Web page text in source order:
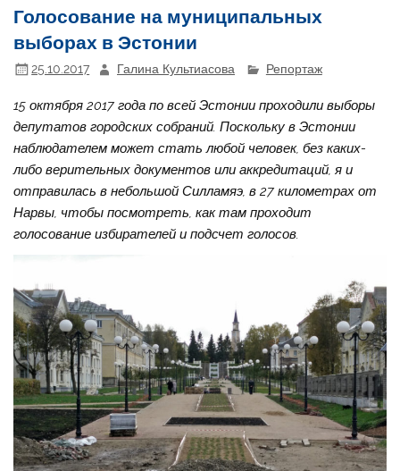
Голосование на муниципальных
выборах в Эстонии
25.10.2017 Галина Культиасова Репортаж
15 октября 2017 года по всей Эстонии проходили выборы
депутатов городских собраний. Поскольку в Эстонии
наблюдателем может стать любой человек, без каких-
либо верительных документов или аккредитаций, я и
отправилась в небольшой Силламяэ, в 27 километрах от
Нарвы, чтобы посмотреть, как там проходит
голосование избирателей и подсчет голосов.